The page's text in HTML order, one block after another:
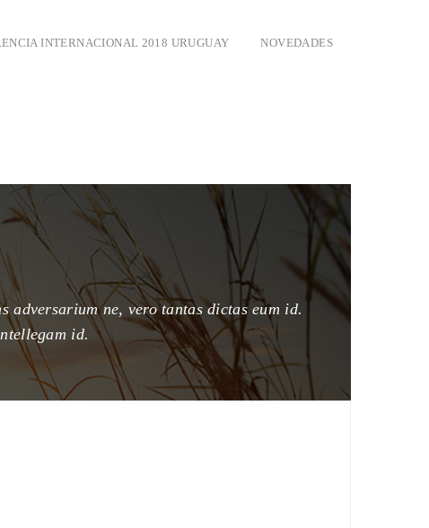
INTERNACIONAL 2018 URUGUAY NOVEDADES
adversarium ne, vero tantas dictas eum id.
id.